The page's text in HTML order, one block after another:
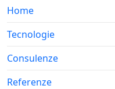
Home
Tecnologie
Consulenze
Referenze